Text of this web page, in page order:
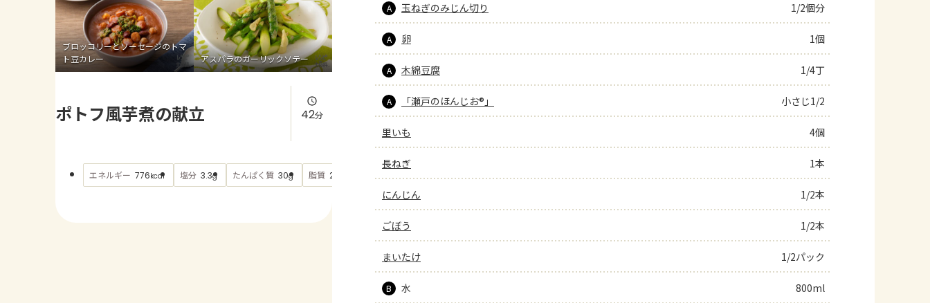
よくあるお問い合わせ
お買い物
ブロッコリーとソーセージのトマ
ト豆カレー
アスパラのガーリックソテー
ポトフ風芋煮の献立 42分
エネルギー 776kcal 塩分 3.3g たんぱく質 30g 脂質 20.9 もっと見る
A 玉ねぎのみじん切り 1/2個分
A 卵 1個
A 木綿豆腐 1/4丁
A 「瀬戸のほんじお®」 小さじ1/2
里いも 4個
長ねぎ 1本
にんじん 1/2本
ごぼう 1/2本
まいたけ 1/2パック
B 水 800ml